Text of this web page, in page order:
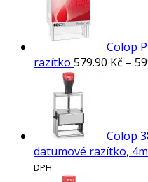
Colop
razítko 579.90 Kč –
Colop
datumové razítko,
DPH